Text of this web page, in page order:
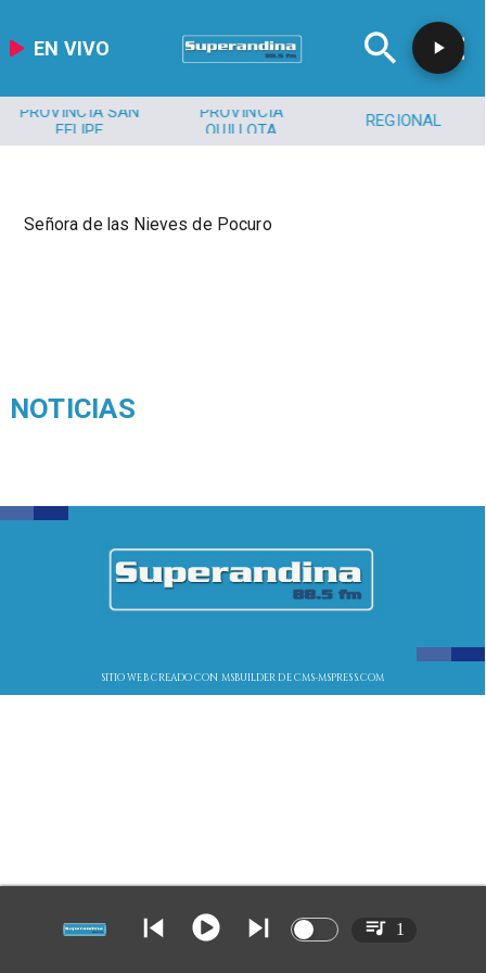
EN VIVO
PROVINCIA SAN
FELIPE
PROVINCIA
QUILLOTA
REGIONAL
Señora de las Nieves de Pocuro
NOTICIAS
SITIO WEB CREADO CON MSBUILDER DE CMS-MSPRESS.COM
1